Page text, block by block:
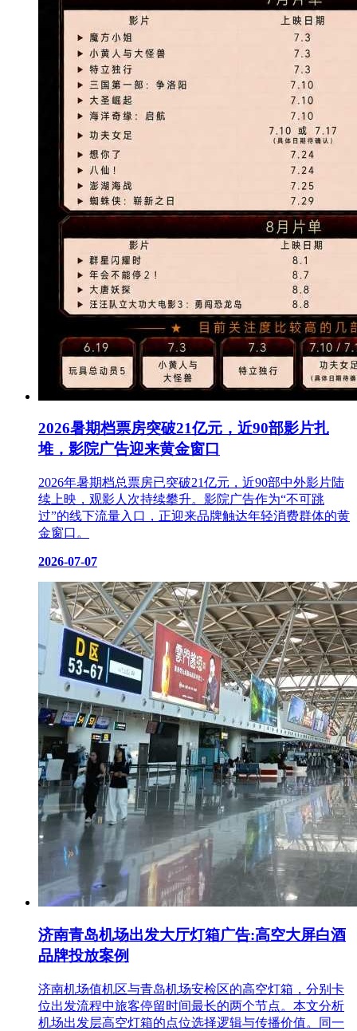
2026暑期档票房突破21亿元，近90部影片扎
堆，影院广告迎来黄金窗口
2026年暑期档总票房已突破21亿元，近90部中外影片陆
续上映，观影人次持续攀升。影院广告作为“不可跳
过”的线下流量入口，正迎来品牌触达年轻消费群体的黄
金窗口。
2026-07-07
济南青岛机场出发大厅灯箱广告:高空大屏白酒
品牌投放案例
济南机场值机区与青岛机场安检区的高空灯箱，分别卡
位出发流程中旅客停留时间最长的两个节点。本文分析
机场出发层高空灯箱的点位选择逻辑与传播价值。同一